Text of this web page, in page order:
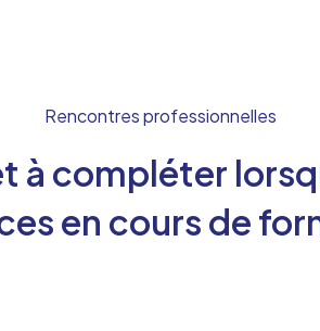
Rencontres professionnelles
à compléter
en cours de